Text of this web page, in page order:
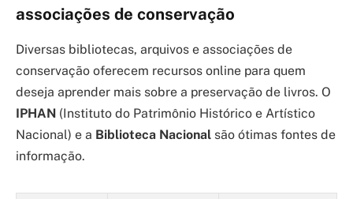
associações de conservação
Diversas bibliotecas, arquivos e associações de
conservação oferecem recursos online para quem
deseja aprender mais sobre a preservação de livros. O
IPHAN (Instituto do Patrimônio Histórico e Artístico
Nacional) e a Biblioteca Nacional são ótimas fontes de
informação.